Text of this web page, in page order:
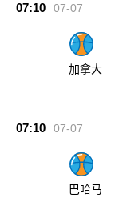
07:10 07-07
加拿大
07:10 07-07
巴哈马